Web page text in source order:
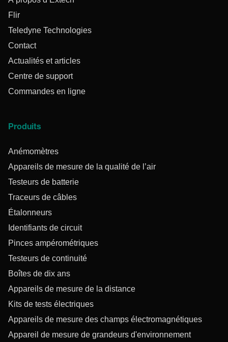
Flir
Teledyne Technologies
Contact
Actualités et articles
Centre de support
Commandes en ligne
Produits
Anémomètres
Appareils de mesure de la qualité de l’air
Testeurs de batterie
Traceurs de câbles
Étalonneurs
Identifiants de circuit
Pinces ampérométriques
Testeurs de continuité
Boîtes de dix ans
Appareils de mesure de la distance
Kits de tests électriques
Appareils de mesure des champs électromagnétiques
Appareil de mesure de grandeurs d'environnement